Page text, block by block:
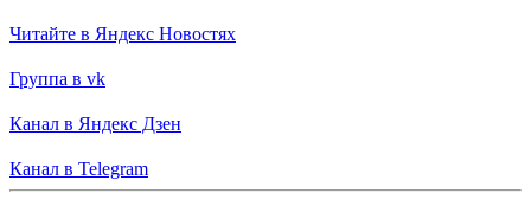
Читайте в Яндекс Новостях
Группа в vk
Канал в Яндекс Дзен
Канал в Telegram